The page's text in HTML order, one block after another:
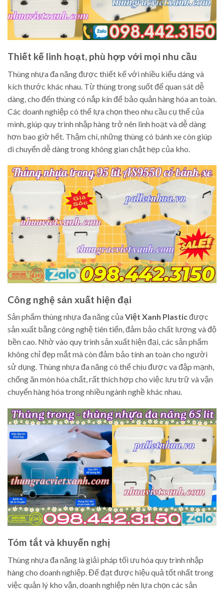
Thiết kế linh hoạt, phù hợp với mọi nhu cầu
Thùng nhựa đa năng được thiết kế với nhiều kiểu dáng và
kích thước khác nhau. Từ thùng trong suốt để quan sát dễ
dàng, cho đến thùng có nắp kín để bảo quản hàng hóa an toàn.
Các doanh nghiệp có thể lựa chọn theo nhu cầu cụ thể của
mình, giúp quy trình nhập hàng trở nên linh hoạt và dễ dàng
hơn bao giờ hết. Thậm chí, những thùng có bánh xe còn giúp
di chuyển dễ dàng trong không gian chật hẹp của kho.
Công nghệ sản xuất hiện đại
Sản phẩm thùng nhựa đa năng củaViệt Xanh Plasticđược
sản xuất bằng công nghệ tiên tiến, đảm bảo chất lượng và độ
bền cao. Nhờ vào quy trình sản xuất hiện đại, các sản phẩm
không chỉ đẹp mắt mà còn đảm bảo tính an toàn cho người
sử dụng. Thùng nhựa đa năng có thể chịu được va đập mạnh,
chống ăn mòn hóa chất, rất thích hợp cho việc lưu trữ và vận
chuyển hàng hóa trong nhiều ngành nghề khác nhau.
Tóm tắt và khuyến nghị
Thùng nhựa đa năng là giải pháp tối ưu hóa quy trình nhập
hàng cho doanh nghiệp. Để đạt được hiệu quả tốt nhất trong
việc quản lý kho vận, doanh nghiệp nên lựa chọn các sản